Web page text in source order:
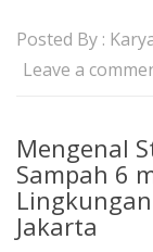
Posted By :
Leave a
Mengenal
Sampah 6
Jakarta